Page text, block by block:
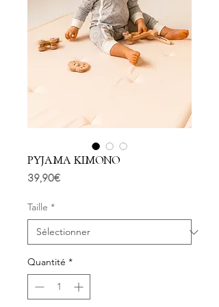
PYJAMA KIMONO
39,90 €Prix
Taille *
Quantité *